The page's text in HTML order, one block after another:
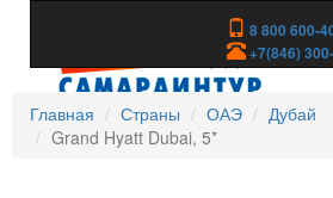
8 800 600-
+7(846)
Главная
Страны ОАЭ
Дубай
Grand Hyatt Dubai, 5*